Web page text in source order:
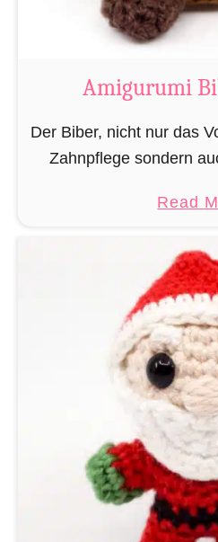
Amigurumi
Der Biber, nicht nur das
Zahnpflege sondern
können braucht man
Read